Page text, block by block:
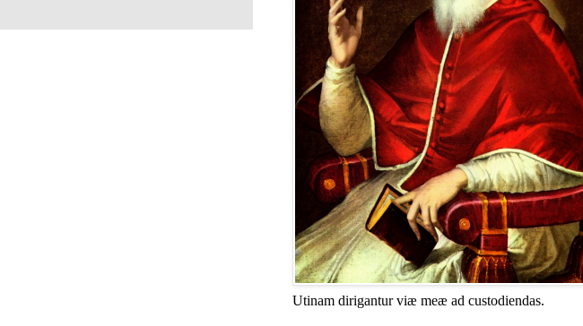
Utinam dirigantur viæ meæ ad custodiendas.